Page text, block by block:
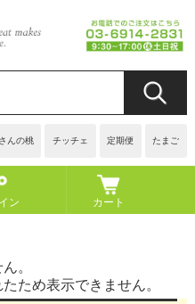
んの桃 チッチェ 定期便 たまご
ン カート
。
ため表示できません。